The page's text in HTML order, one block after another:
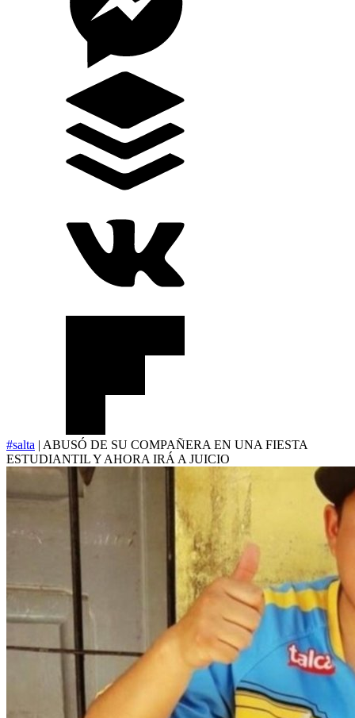
#salta | ABUSÓ DE SU COMPAÑERA EN UNA FIESTA
ESTUDIANTIL Y AHORA IRÁ A JUICIO